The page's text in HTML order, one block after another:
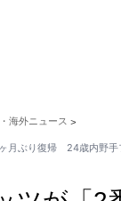
海外ニュース >
ヶ月ぶり復帰 24歳内野